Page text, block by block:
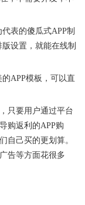
代表的傻瓜式APP制
设置，就能在线制
的APP模板，可以直
只要用户通过平台
购返利的APP购
自己买的更划算。
告等方面花很多